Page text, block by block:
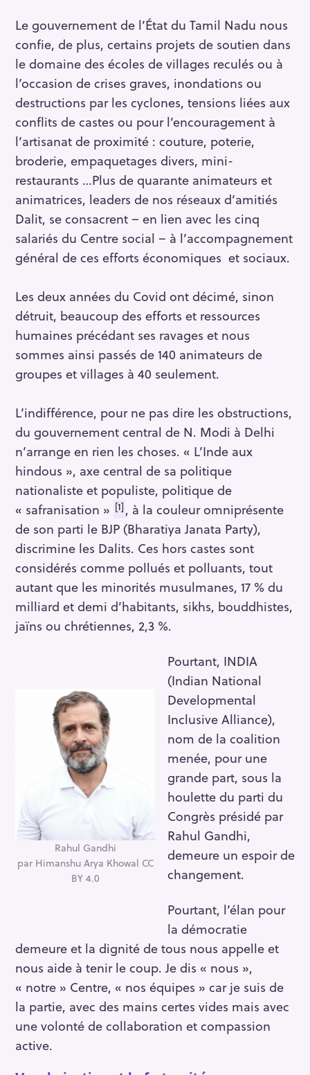
Le gouvernement de l’État du Tamil Nadu nous
confie, de plus, certains projets de soutien dans
le domaine des écoles de villages reculés ou à
l’occasion de crises graves, inondations ou
destructions par les cyclones, tensions liées aux
conflits de castes ou pour l’encouragement à
l’artisanat de proximité : couture, poterie,
broderie, empaquetages divers, mini-
restaurants …Plus de quarante animateurs et
animatrices, leaders de nos réseaux d’amitiés
Dalit, se consacrent – en lien avec les cinq
salariés du Centre social – à l’accompagnement
général de ces efforts économiques et sociaux.
Les deux années du Covid ont décimé, sinon
détruit, beaucoup des efforts et ressources
humaines précédant ses ravages et nous
sommes ainsi passés de 140 animateurs de
groupes et villages à 40 seulement.
L’indifférence, pour ne pas dire les obstructions,
du gouvernement central de N. Modi à Delhi
n’arrange en rien les choses. « L’Inde aux
hindous », axe central de sa politique
nationaliste et populiste, politique de
« safranisation » [1] , à la couleur omniprésente
de son parti le BJP (Bharatiya Janata Party),
discrimine les Dalits. Ces hors castes sont
considérés comme pollués et polluants, tout
autant que les minorités musulmanes, 17 % du
milliard et demi d’habitants, sikhs, bouddhistes,
jaïns ou chrétiennes, 2,3 %.
Rahul Gandhi
par Himanshu Arya Khowal CC
BY 4.0
Pourtant, INDIA
(Indian National
Developmental
Inclusive Alliance),
nom de la coalition
menée, pour une
grande part, sous la
houlette du parti du
Congrès présidé par
Rahul Gandhi,
demeure un espoir de
changement.
Pourtant, l’élan pour
la démocratie
demeure et la dignité de tous nous appelle et
nous aide à tenir le coup. Je dis « nous »,
« notre » Centre, « nos équipes » car je suis de
la partie, avec des mains certes vides mais avec
une volonté de collaboration et compassion
active.